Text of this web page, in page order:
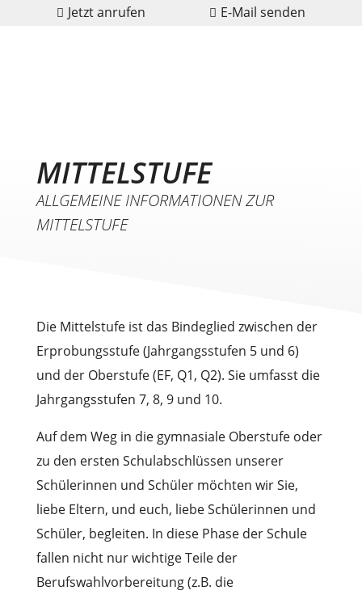
Jetzt anrufen E-Mail senden
MITTELSTUFE
ALLGEMEINE INFORMATIONEN ZUR
MITTELSTUFE
Die Mittelstufe ist das Bindeglied zwischen der
Erprobungsstufe (Jahrgangsstufen 5 und 6)
und der Oberstufe (EF, Q1, Q2). Sie umfasst die
Jahrgangsstufen 7, 8, 9 und 10.
Auf dem Weg in die gymnasiale Oberstufe oder
zu den ersten Schulabschlüssen unserer
Schülerinnen und Schüler möchten wir Sie,
liebe Eltern, und euch, liebe Schülerinnen und
Schüler, begleiten. In diese Phase der Schule
fallen nicht nur wichtige Teile der
Berufswahlvorbereitung (z.B. die